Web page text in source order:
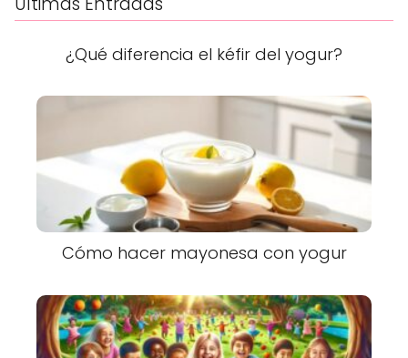
¿Qué diferencia el kéfir del yogur?
Cómo hacer mayonesa con yogur